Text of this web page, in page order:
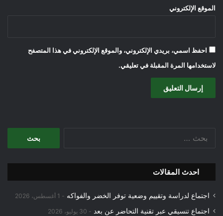
الموقع الإلكتروني
احفظ اسمي، بريدي الإلكتروني، والموقع الإلكتروني في هذا المتصفح
لاستخدامها المرة المقبلة في تعليقي.
احدث المقالات
اجتماع لدراسة وتقييم وضعية توفر الخضر والفواكه 1 أغسطس، 2026
اجتماع تنسيقي عبر تقنية التحاضر عن بعد 30 يوليو، 2026